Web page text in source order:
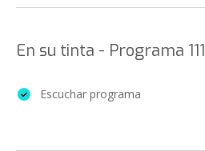
En su tinta - Programa 111
Escuchar programa